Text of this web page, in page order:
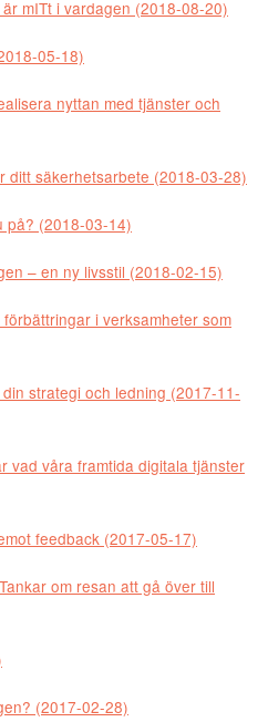
mITt i vardagen (2018-08-20)
05-18)
nyttan med tjänster och
ditt säkerhetsarbete (2018-03-28)
på? (2018-03-14)
– en ny livsstil (2018-02-15)
i verksamheter som
strategi och ledning (2017-11-
vad våra framtida digitala tjänster
feedback (2017-05-17)
om resan att gå över till
(2017-02-28)